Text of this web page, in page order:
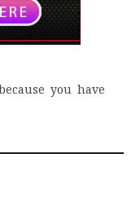
you have